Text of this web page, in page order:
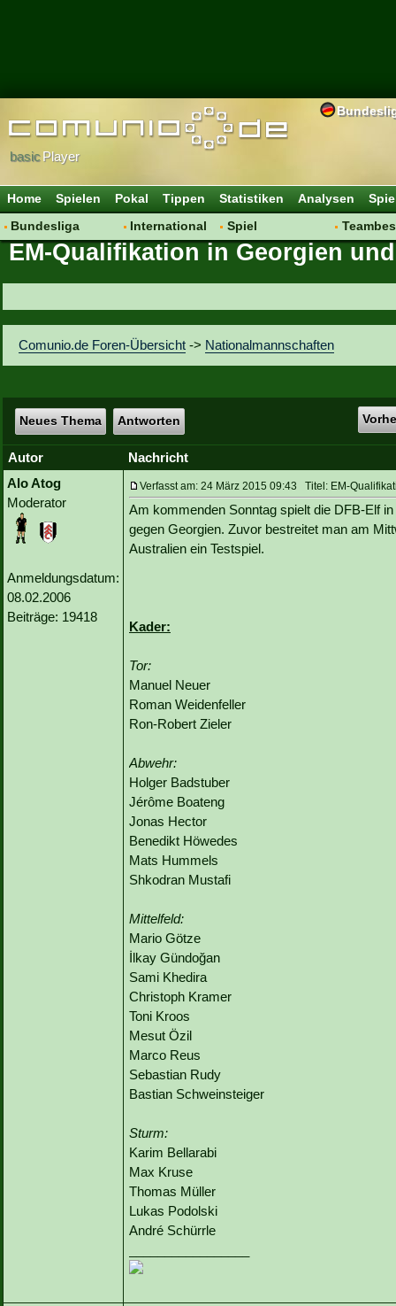
basicPlayer
Home Spielen Pokal Tippen Statistiken Analysen
Bundesliga
Hot News
Vereinsdiskussion
Vereinsfragen
International
Vereine
Spiel
Regeln & Tipps
EM-Qualifikation in Georgien
Comunio.de Foren-Übersicht -> Nationalmannschaften
Neues Thema Antworten
Autor
Nachricht
Alo Atog
Moderator
Anmeldungsdatum:
08.02.2006
Beiträge: 19418
Verfasst am: 24 März 2015 09:43 Titel: EM-
Am kommenden Sonntag spielt die DFB-Elf
gegen Georgien. Zuvor bestreitet man am
Australien ein Testspiel.
Kader:
Tor:
Manuel Neuer
Roman Weidenfeller
Ron-Robert Zieler
Abwehr:
Holger Badstuber
Jérôme Boateng
Jonas Hector
Benedikt Höwedes
Mats Hummels
Shkodran Mustafi
Mittelfeld:
Mario Götze
İlkay Gündoğan
Sami Khedira
Christoph Kramer
Toni Kroos
Mesut Özil
Marco Reus
Sebastian Rudy
Bastian Schweinsteiger
Sturm:
Karim Bellarabi
Max Kruse
Thomas Müller
Lukas Podolski
André Schürrle